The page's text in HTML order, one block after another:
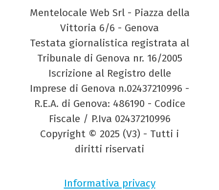
Mentelocale Web Srl - Piazza della
Vittoria 6/6 - Genova
Testata giornalistica registrata al
Tribunale di Genova nr. 16/2005
Iscrizione al Registro delle
Imprese di Genova n.02437210996 -
R.E.A. di Genova: 486190 - Codice
Fiscale / P.Iva 02437210996
Copyright © 2025 (V3) - Tutti i
diritti riservati
Informativa privacy